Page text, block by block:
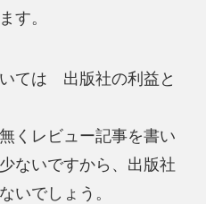
す。
ては 出版社の利益と
くレビュー記事を書い
ないですから、出版社
いでしょう。